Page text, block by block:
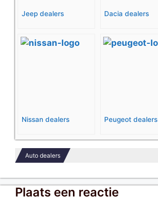
Jeep dealers Dacia dealers
Nissan dealers Peugeot dealers
Auto dealers
Plaats een reactie